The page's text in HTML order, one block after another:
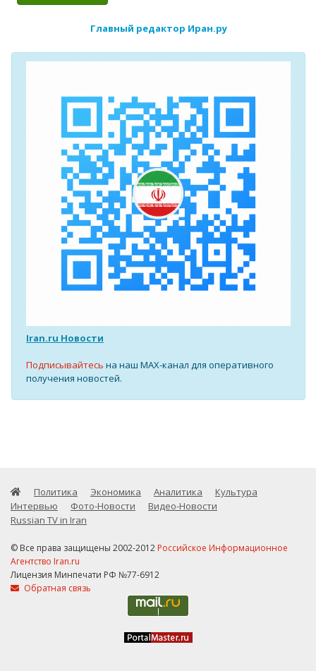
Главный редактор Иран.ру
Iran.ru Новости
Подписывайтесь на наш MAX-канал для оперативного
получения новостей.
Политика Экономика Аналитика
Культура
Интервью
Фото-Новости
Видео-Новости
Russian TV in Iran
© Все права защищены 2002-2012 Российское Информационное
Агентство Iran.ru
Лицензия Минпечати РФ №77-6912
Обратная связь